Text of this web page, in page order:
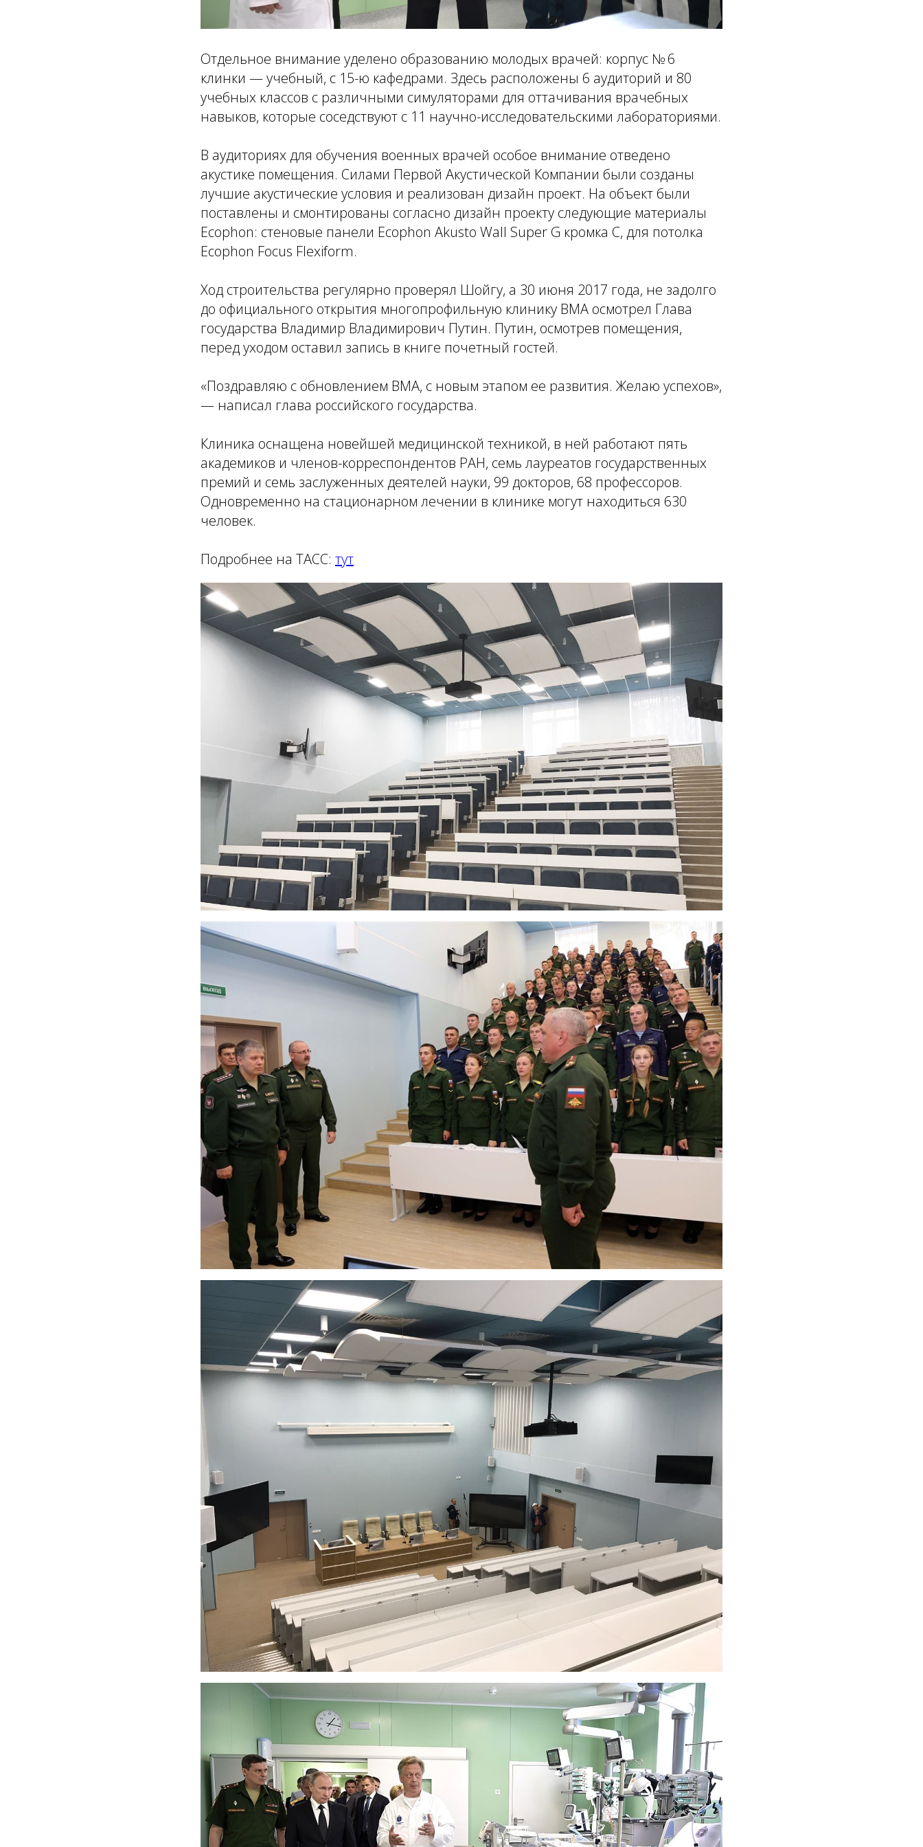
Отдельное внимание уделено образованию молодых врачей: корпус № 6
клинки — учебный, с 15-ю кафедрами. Здесь расположены 6 аудиторий и 80
учебных классов с различными симуляторами для оттачивания врачебных
навыков, которые соседствуют с 11 научно-исследовательскими лабораториями.
В аудиториях для обучения военных врачей особое внимание отведено
акустике помещения. Силами Первой Акустической Компании были созданы
лучшие акустические условия и реализован дизайн проект. На объект были
поставлены и смонтированы согласно дизайн проекту следующие материалы
Ecophon: стеновые панели Ecophon Akusto Wall Super G кромка C, для потолка
Ecophon Focus Flexiform.
Ход строительства регулярно проверял Шойгу, а 30 июня 2017 года, не задолго
до официального открытия многопрофильную клинику ВМА осмотрел Глава
государства Владимир Владимирович Путин. Путин, осмотрев помещения,
перед уходом оставил запись в книге почетный гостей.
«Поздравляю с обновлением ВМА, с новым этапом ее развития. Желаю успехов»,
— написал глава российского государства.
Клиника оснащена новейшей медицинской техникой, в ней работают пять
академиков и членов-корреспондентов РАН, семь лауреатов государственных
премий и семь заслуженных деятелей науки, 99 докторов, 68 профессоров.
Одновременно на стационарном лечении в клинике могут находиться 630
человек.
Подробнее на ТАСС: тут